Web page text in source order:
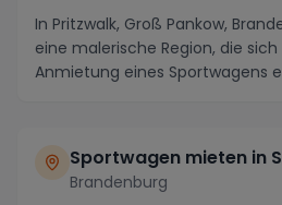
In Pritzwalk, Groß Pankow,
eine malerische Region, die
Anmietung eines Sportwagens
Sportwagen mieten in
Brandenburg